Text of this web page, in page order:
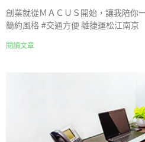
創業就從ＭＡＣＵＳ開始，讓我陪你
簡約風格 #交通方便 離捷運松江南京
閱讀文章